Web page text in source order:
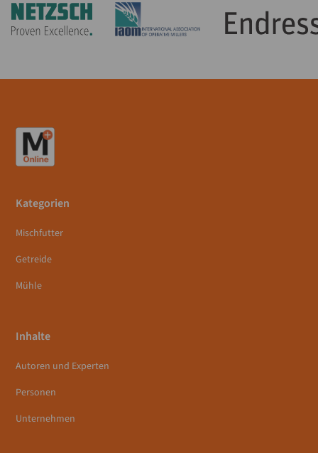
Kategorien
Mischfutter
Getreide
Mühle
Inhalte
Autoren und Experten
Personen
Unternehmen